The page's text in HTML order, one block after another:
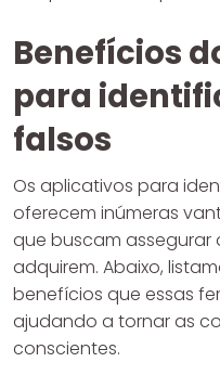
Benefícios
para
falsos
Os aplicativos para
oferecem inúmeras
que buscam
adquirem. Abaixo,
benefícios que essas
ajudando a tornar as
conscientes.